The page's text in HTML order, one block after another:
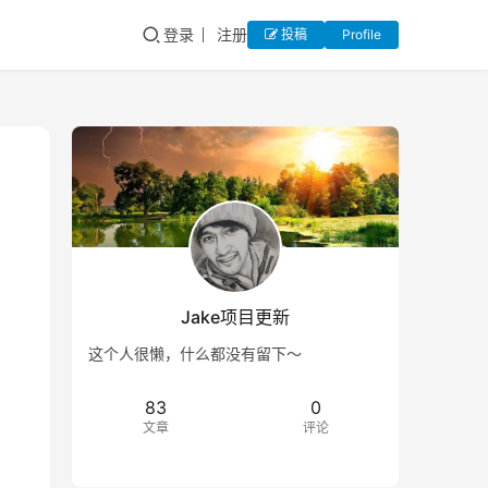
登录 注册 投稿 Profile
Jake项目更新
这个人很懒，什么都没有留下～
83
文章
0
评论